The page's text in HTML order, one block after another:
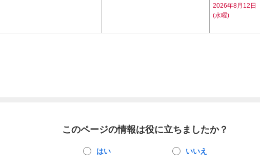
2026年8月12日
(水曜)
このページの情報は役に立ちましたか？
はい いいえ